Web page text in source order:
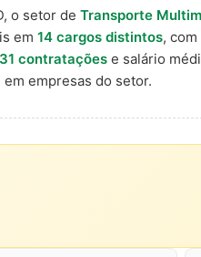
o setor de Transporte
em 14 cargos distintos,
contratações e salário
empresas do setor.